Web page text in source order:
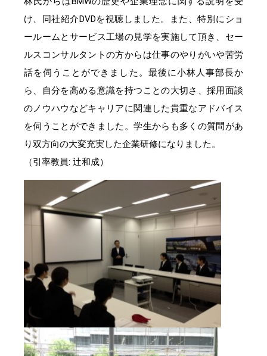
け、同社紹介DVDを視聴しました。また、特別にショ
ールームとサービス工場の見学を実施して頂き、セー
ルスコンサルタントの方からは仕事のやりがいや苦労
話を伺うことができました。最後に小林人事部長か
ら、自分を高める意識を持つことの大切さ、採用面談
のノウハウなどキャリアに関連した貴重なアドバイス
を伺うことができました。学生からも多くの質問があ
り双方向の大変充実した企業研修になりました。
（引率教員: 辻和成）